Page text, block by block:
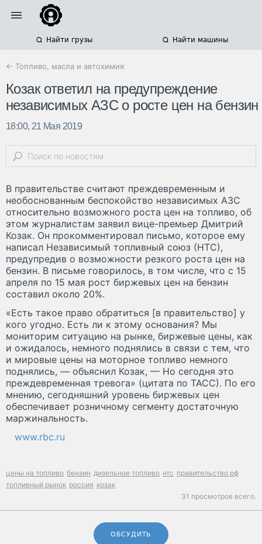
Найти грузы Найти машины
← Топливо, масла и автохимия
Козак ответил на предупреждение
независимых АЗС о росте цен на бензин
18:00, 21 Мая 2019
В правительстве считают преждевременным и
необоснованным беспокойство независимых АЗС
относительно возможного роста цен на топливо, об
этом журналистам заявил вице-премьер Дмитрий
Козак. Он прокомментировал письмо, которое ему
написал Независимый топливный союз (НТС),
предупредив о возможности резкого роста цен на
бензин. В письме говорилось, в том числе, что с 15
апреля по 15 мая рост биржевых цен на бензин
составил около 20%.
«Есть такое право обратиться [в правительство] у
кого угодно. Есть ли к этому основания? Мы
мониторим ситуацию на рынке, биржевые цены, как
и ожидалось, немного поднялись в связи с тем, что
и мировые цены на моторное топливо немного
поднялись, — объяснил Козак, — Но сегодня это
преждевременная тревога» (цитата по ТАСС). По его
мнению, сегодняшний уровень биржевых цен
обеспечивает розничному сегменту достаточную
маржинальность.
www.rbc.ru
цены на топливо бензин дизельное топливо нтс правительство рф
топливный рынок россия козак
31 просмотров всего.
ОБСУДИТЬ